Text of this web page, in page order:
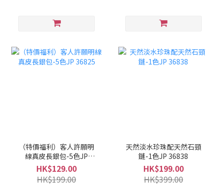
（特價福利）客人許願明
線真皮長銀包-5色JP
36825
HK$129.00
HK$199.00
天然淡水珍珠配天然石頸
鏈-1色JP 36838
HK$199.00
HK$399.00